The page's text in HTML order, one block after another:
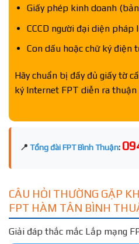
Giấy phép kinh doanh
CCCD người đại diện pháp
Con dấu hoặc chữ ký điện
Hãy chuẩn bị đầy đủ giấy tờ
ký Internet FPT diễn ra
📍 Tổng đài FPT Bình Thuận:
CÂU HỎI THƯỜNG GẶP
FPT HÀM TÂN BÌNH
Giải đáp thắc mắc Lắp mạng